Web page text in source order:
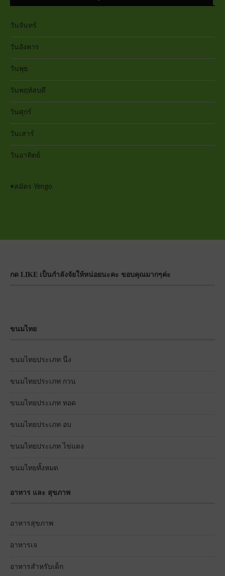
วันจันทร์
วันอังคาร
วันพุธ
วันพฤหัสบดี
วันศุกร์
วันเสาร์
วันอาทิตย์
•สมัคร Yengo
กด LIKE เป็นกำลังจัยให้หน่อยนะคะ ขอบคุณมากๆค่ะ
ขนมไทย
ขนมไทยประเภท นึ่ง
ขนมไทยประเภท กวน
ขนมไทยประเภท ทอด
ขนมไทยประเภท อบ
ขนมไทยประเภท ไข่แดง
ขนมไทยทั้งหมด
อาหาร และ สุขภาพ
อาหารสุขภาพ
อาหารเจ
อาหารสำหรับเด็ก